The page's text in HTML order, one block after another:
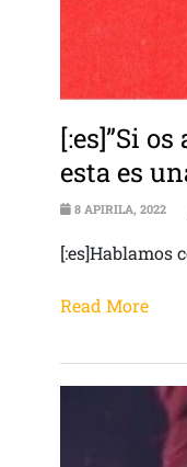
[:es]”Si
esta es
8 APIRILA, 2022
[:es]Hablamos
Read More